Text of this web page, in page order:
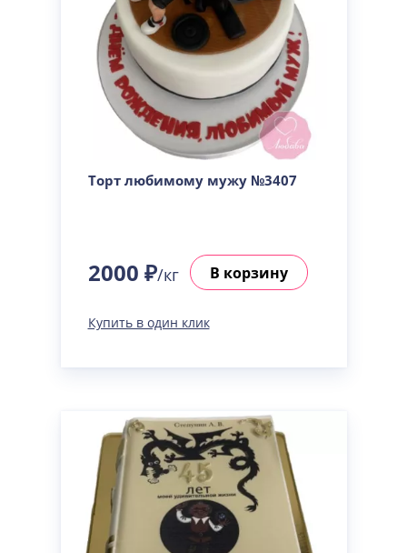
Торт любимому мужу №3407
2000 ₽/кг В корзину
Купить в один клик